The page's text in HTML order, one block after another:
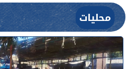
محليات